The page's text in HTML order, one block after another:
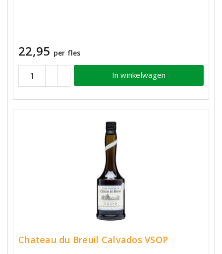
22,95 per fles
In winkelwagen
Chateau du Breuil Calvados VSOP